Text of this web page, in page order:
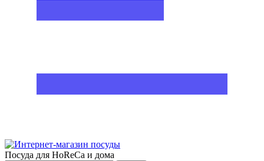
Посуда для HoReCa и дома